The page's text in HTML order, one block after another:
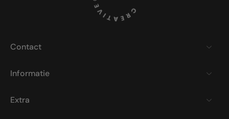
Contact
Informatie
Extra